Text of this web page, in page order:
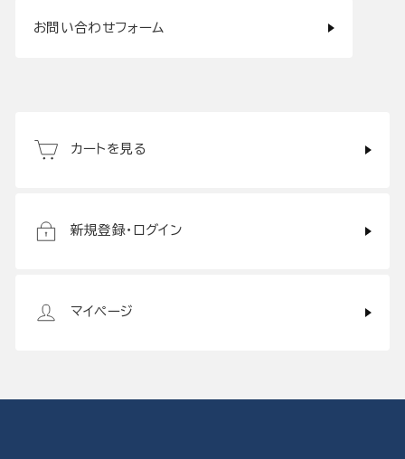
お問い合わせフォーム
カートを見る
新規登録・ログイン
マイページ